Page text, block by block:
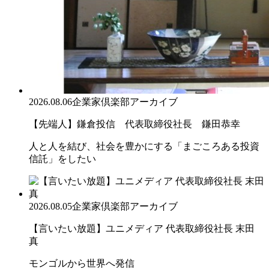
2026.08.06企業家倶楽部アーカイブ
【先端人】鎌倉投信 代表取締役社長 鎌田恭幸
人と人を結び、社会を豊かにする「まごころある投資
信託」をしたい
2026.08.05企業家倶楽部アーカイブ
【言いたい放題】ユニメディア 代表取締役社長 末田
真
モンゴルから世界へ発信